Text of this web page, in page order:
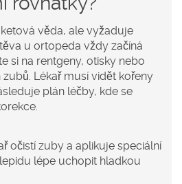
věda, ale vyžaduje
u ortopeda vždy začíná
si na rentgeny, otisky nebo
Lékař musí vidět kořeny
plán léčby, kde se
očistí zuby a aplikuje speciální
lépe uchopit hladkou